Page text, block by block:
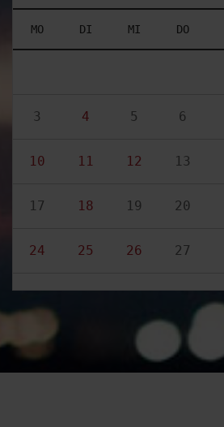
MO DI MI DO
3 4 5 6
10 11 12 13
17 18 19 20
24 25 26 27